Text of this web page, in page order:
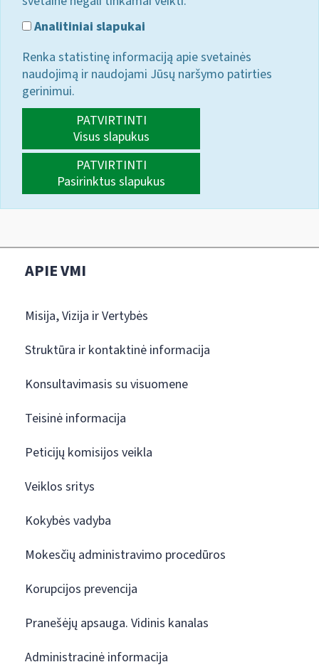
Analitiniai slapukai
Renka statistinę informaciją apie svetainės
naudojimą ir naudojami Jūsų naršymo patirties
gerinimui.
PATVIRTINTI
Visus slapukus
PATVIRTINTI
Pasirinktus slapukus
APIE VMI
Misija, Vizija ir Vertybės
Struktūra ir kontaktinė informacija
Konsultavimasis su visuomene
Teisinė informacija
Peticijų komisijos veikla
Veiklos sritys
Kokybės vadyba
Mokesčių administravimo procedūros
Korupcijos prevencija
Pranešėjų apsauga. Vidinis kanalas
Administracinė informacija